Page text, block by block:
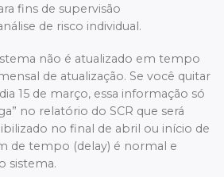
fins de supervisão
de risco individual.
não é atualizado em tempo
de atualização. Se você quitar
15 de março, essa informação só
no relatório do SCR que será
no final de abril ou início de
de tempo (delay) é normal e
sistema.